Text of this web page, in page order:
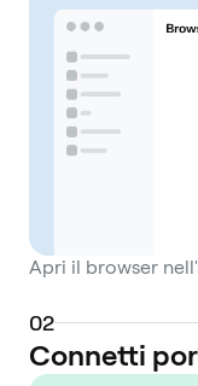
Apri il browser
02
Connetti